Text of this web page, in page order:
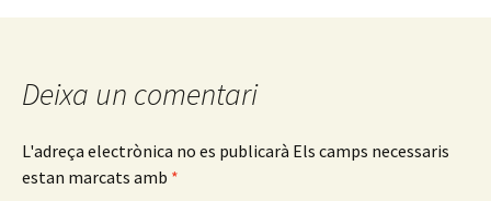
Navegació
pels
articles
Deixa un comentari
L'adreça electrònica no es publicarà Els camps necessaris
estan marcats amb *